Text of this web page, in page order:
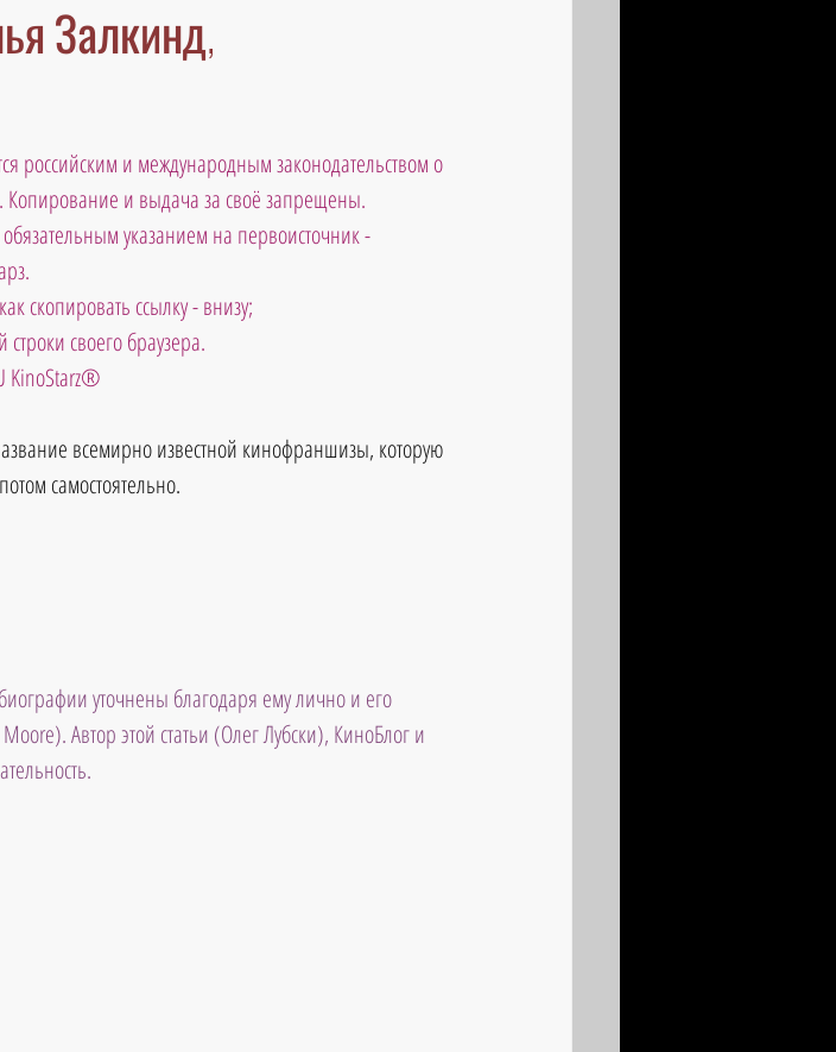
Залкинд,
российским и международным законодательством о
Копирование и выдача за своё запрещены.
указанием на первоисточник -
скопировать ссылку - внизу;
своего браузера.
KinoStarz®
всемирно известной кинофраншизы, которую
самостоятельно.
уточнены благодаря ему лично и его
Автор этой статьи (Олег Лубски), КиноБлог и